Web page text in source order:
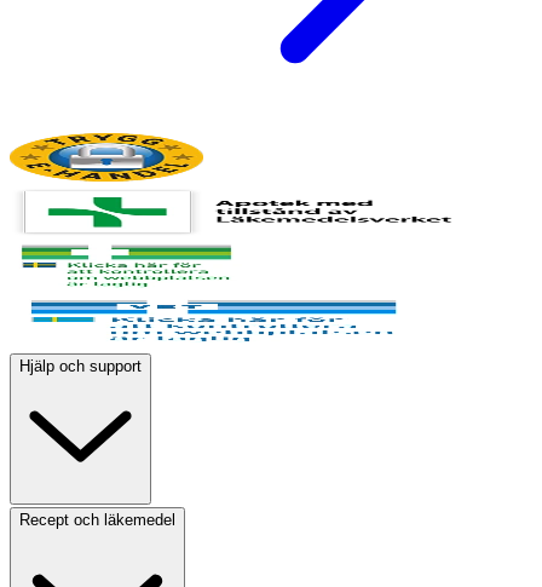
Hjälp och support
Recept och läkemedel